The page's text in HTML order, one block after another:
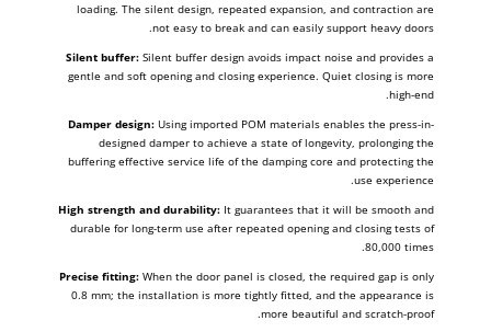
loading. The silent design, repeated expansion, and contraction are
not easy to break and can easily support heavy doors.
Silent buffer: Silent buffer design avoids impact noise and provides a
gentle and soft opening and closing experience. Quiet closing is more
high-end.
Damper design: Using imported POM materials enables the press-in-
designed damper to achieve a state of longevity, prolonging the
buffering effective service life of the damping core and protecting the
use experience.
High strength and durability: It guarantees that it will be smooth and
durable for long-term use after repeated opening and closing tests of
80,000 times.
Precise fitting: When the door panel is closed, the required gap is only
0.8 mm; the installation is more tightly fitted, and the appearance is
more beautiful and scratch-proof.